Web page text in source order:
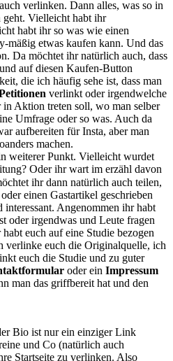
verlinken. Dann alles, was so in
geht. Vielleicht habt ihr
habt ihr so was wie einen
mäßig etwas kaufen kann. Und das
Da möchtet ihr natürlich auch, dass
auf diesen Kaufen-Button
die ich häufig sehe ist, dass man
verlinkt oder irgendwelche
Aktion treten soll, wo man selber
Umfrage oder so was. Auch da
aufbereiten für Insta, aber man
machen.
weiterer Punkt. Vielleicht wurdet
Oder ihr wart im erzähl davon
ihr dann natürlich auch teilen,
einen Gastartikel geschrieben
interessant. Angenommen ihr habt
oder irgendwas und Leute fragen
euch auf eine Studie bezogen
verlinke euch die Originalquelle, ich
euch die Studie und zu guter
oder ein Impressum
man das griffbereit hat und den
Bio ist nur ein einziger Link
und Co (natürlich auch
Startseite zu verlinken. Also